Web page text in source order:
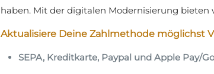
haben. Mit der digitalen Modernisierung
Aktualisiere Deine Zahlmethode möglichst
SEPA, Kreditkarte, Paypal und Apple Pay/